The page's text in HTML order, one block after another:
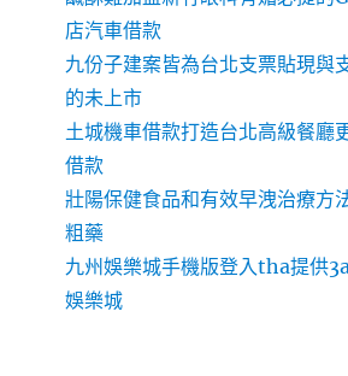
店汽車借款
九份子建案皆為台北支票貼現與
的未上市
土城機車借款打造台北高級餐廳
借款
壯陽保健食品和有效早洩治療方
粗藥
九州娛樂城手機版登入tha提供
娛樂城